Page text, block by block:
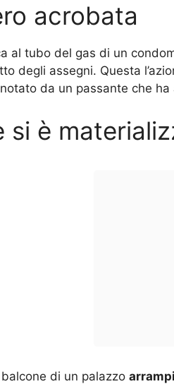
acrobata
al tubo del gas di un
degli assegni. Questa
da un passante che ha
si è
di un palazzo